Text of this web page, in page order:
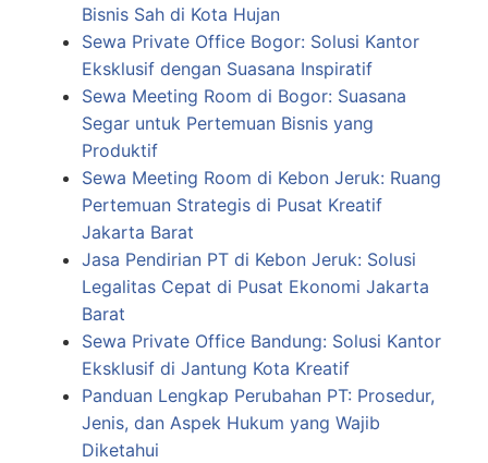
Bisnis Sah di Kota Hujan
Sewa Private Office Bogor: Solusi Kantor
Eksklusif dengan Suasana Inspiratif
Sewa Meeting Room di Bogor: Suasana
Segar untuk Pertemuan Bisnis yang
Produktif
Sewa Meeting Room di Kebon Jeruk: Ruang
Pertemuan Strategis di Pusat Kreatif
Jakarta Barat
Jasa Pendirian PT di Kebon Jeruk: Solusi
Legalitas Cepat di Pusat Ekonomi Jakarta
Barat
Sewa Private Office Bandung: Solusi Kantor
Eksklusif di Jantung Kota Kreatif
Panduan Lengkap Perubahan PT: Prosedur,
Jenis, dan Aspek Hukum yang Wajib
Diketahui